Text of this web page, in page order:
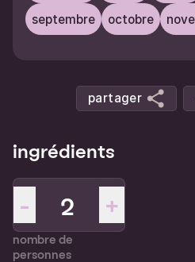
septembre octobre
partager
ingrédients
- +
nombre de
personnes